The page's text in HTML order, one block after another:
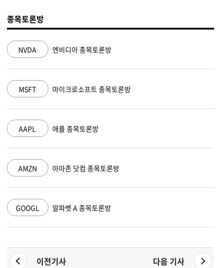
종목토론방
NVDA 엔비디아 종목토론방
MSFT 마이크로소프트 종목토론방
AAPL 애플 종목토론방
AMZN 아마존 닷컴 종목토론방
GOOGL 알파벳 A 종목토론방
이전기사 다음 기사